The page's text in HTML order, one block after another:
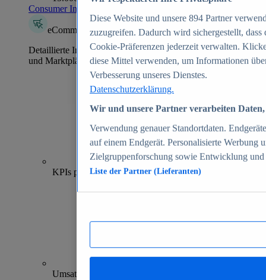
Consumer Insights entdecken
eCommerce Insights
Detaillierte Informationen zu mehr als 39.000 Online-Shops
und Marktplätzen
70+
KPIs pro Shop
Umsatzanalysen und -prognosen
Diese Website und unsere 894 Partner
zuzugreifen. Dadurch wird sichergestellt,
Cookie-Präferenzen jederzeit verwalten.
diese Mittel verwenden, um Informationen
Verbesserung unseres Dienstes.
Datenschutzerklärung.
Wir und unsere Partner verarbeiten
Verwendung genauer Standortdaten.
auf einem Endgerät. Personalisierte Werbung
Zielgruppenforschung sowie Entwicklung
Liste der Partner (Lieferanten)